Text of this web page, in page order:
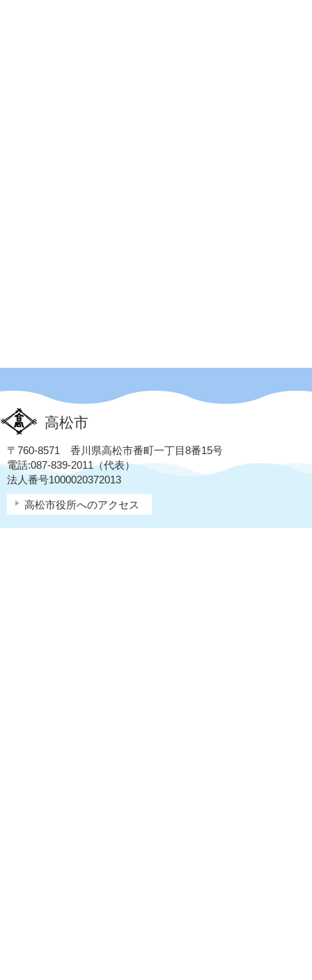
高松市
〒760-8571 香川県高松市番町一丁目8番15号
電話:087-839-2011（代表）
法人番号1000020372013
高松市役所へのアクセス